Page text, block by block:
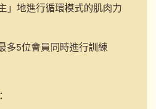
」地進行循環模式的肌肉力
多5位會員同時進行訓練
：